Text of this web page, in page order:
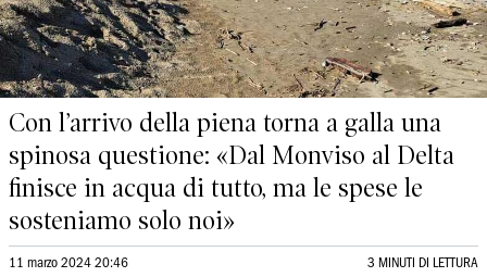
Con l’arrivo della piena torna a galla una
spinosa questione: «Dal Monviso al Delta
finisce in acqua di tutto, ma le spese le
sosteniamo solo noi»
11 marzo 2024 20:46 3 MINUTI DI LETTURA